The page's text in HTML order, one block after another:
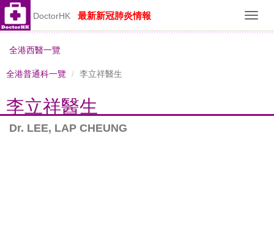
DoctorHK 最新新冠肺炎情報
全港西醫一覽
全港普通科一覽 李立祥醫生
李立祥醫生
Dr. LEE, LAP CHEUNG